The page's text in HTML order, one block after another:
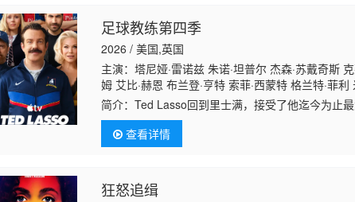
足球教练第四季
2026 / 美国,英国
主演：塔尼娅·雷诺兹 朱诺·坦普尔 杰森·苏戴奇斯
姆 艾比·赫恩 布兰登·亨特 索菲·西蒙特 格兰特·菲
简介：Ted Lasso回到里士满，接受了他迄今为止
里，Ted和球队学着“先做了再说”，把握他们从未设
查看详情
狂怒追缉